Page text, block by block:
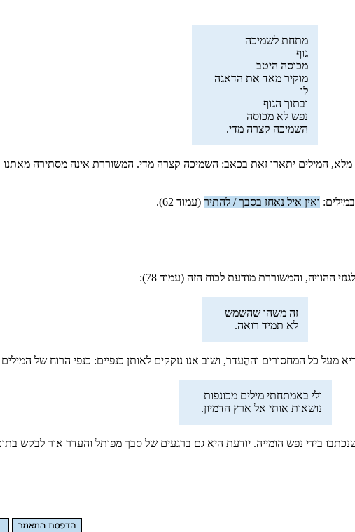
מתחת לשמיכה
גוף
מכוסה היטב
מוקיר מאד את הדאגה
לו
ובתוך הגוף
נפש לא מכוסה
השמיכה קצרה מדי.
מלא, המילים יתארו זאת בכאב: השמיכה קצרה מדי. המשוררת אינה מסתירה
ואין איל נאחז בסבך / להתיר (עמוד 62).
ההוויה, והמשוררת מודעת לכוח הזה (עמוד 78):
זה משהו שהשמש
לא תמיד רואה.
המחסורים וההֶעדר, ושוב אנו נזקקים לאותן כנפיים: כנפי הרוח של המילים
ולי באמתחתי מילים מכונפות
נושאות אותי אל ארץ הדמיון.
בידי נפש הומייה. יודעת היא גם ברגעים של סבך מפותל והעדר אור לבקש